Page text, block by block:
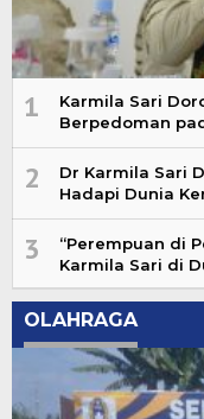
1
Karmila Sari
Berpedoman
2
Dr Karmila Sari
Hadapi Dunia
3
“Perempuan di
Karmila Sari di
OLAHRAGA